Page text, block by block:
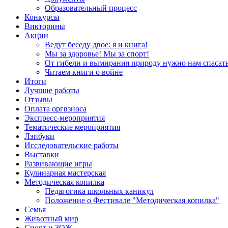
Образовательный процесс
Конкурсы
Викторины
Акции
Ведут беседу двое: я и книга!
Мы за здоровье! Мы за спорт!
От гибели и вымирания природу нужно нам
Читаем книги о войне
Итоги
Лучшие работы
Отзывы
Оплата оргвзноса
Экспресс-мероприятия
Тематические мероприятия
Лэпбуки
Исследовательские работы
Выставки
Развивающие игры
Кулинарная мастерская
Методическая копилка
Педагогика школьных каникул
Положение о Фестивале "Методическая копилка"
Семья
Животный мир